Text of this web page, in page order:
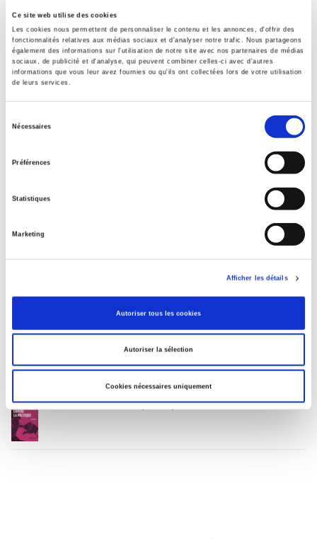
Ce site web utilise des cookies
Les cookies nous permettent de personnaliser le contenu et les annonces, d'offrir des
fonctionnalités relatives aux médias sociaux et d'analyser notre trafic. Nous partageons
également des informations sur l'utilisation de notre site avec nos partenaires de médias
sociaux, de publicité et d'analyse, qui peuvent combiner celles-ci avec d'autres
informations que vous leur avez fournies ou qu'ils ont collectées lors de votre utilisation
de leurs services.
Nécessaires
Préférences
Statistiques
Marketing
Afficher les détails
Autoriser tous les cookies
Autoriser la sélection
Cookies nécessaires uniquement
Code publique Onix
06 Professionnel et académique
Date de première publication du titre
06 octobre 2022
Type d'ouvrage
Monographie
Avec
Titres
Penser la condition animale
La société contre la politique